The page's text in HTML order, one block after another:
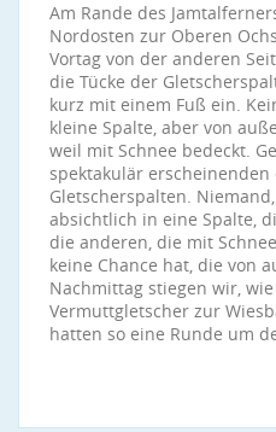
Am Rande des
Nordosten zur Oberen
Vortag von der anderen
die Tücke der
kurz mit einem Fuß ein.
kleine Spalte, aber von
weil mit Schnee bedeckt.
spektakulär
Gletscherspalten.
absichtlich in eine Spalte,
die anderen, die mit
keine Chance hat, die von
Nachmittag stiegen wir,
Vermuttgletscher zur
hatten so eine Runde um